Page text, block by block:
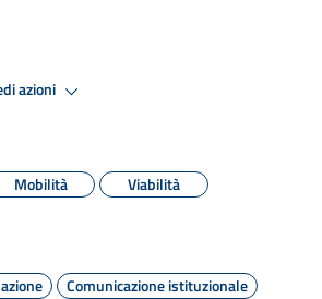
azioni
Mobilità Viabilità
Comunicazione istituzionale